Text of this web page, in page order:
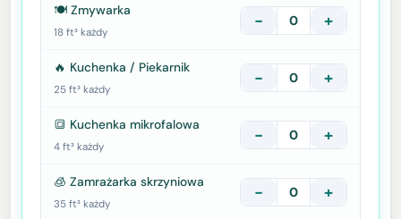
🍽️ Zmywarka
18 ft³ każdy
− +
🔥 Kuchenka / Piekarnik
25 ft³ każdy
− +
🔳 Kuchenka mikrofalowa
4 ft³ każdy
− +
🧊 Zamrażarka skrzyniowa
35 ft³ każdy
− +